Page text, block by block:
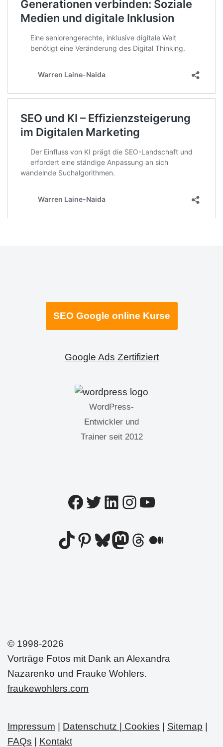
SEO Google online Kurse
Google Ads Zertifiziert
WordPress-
Entwickler und
Trainer seit 2012
© 1998-2026
Vorträge Fotos mit Dank an Alexandra
Nazarenko und Frauke Wohlers.
fraukewohlers.com
Impressum Datenschutz | Cookies Sitemap
FAQs
Kontakt